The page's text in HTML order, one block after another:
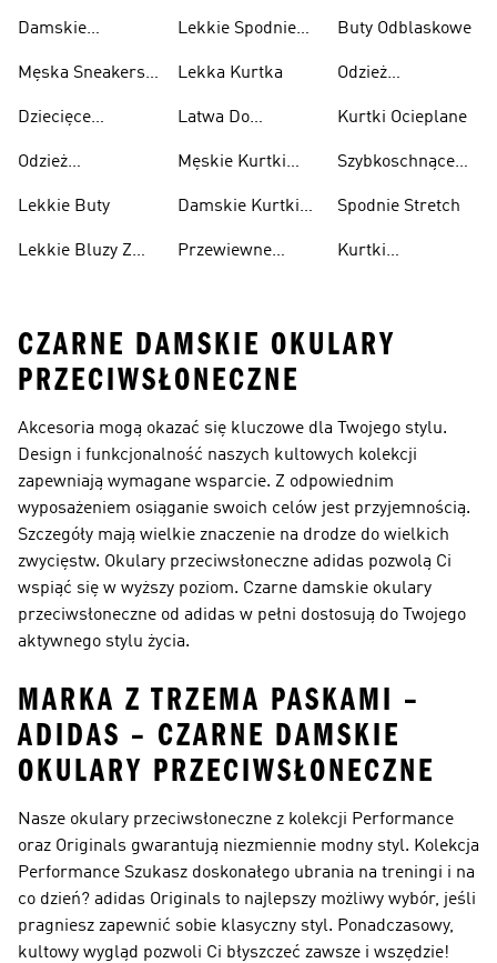
Damskie
Przewiewne
Męska Sneakersy
Dziecięce
Przewiewne
Odzież
Lekkie Buty
Lekkie Bluzy Z
Lekkie Spodnie
Lekka Kurtka
Latwa Do
Kurtki
Męskie Kurtki
Damskie Kurtki
Przewiewne
Buty Odblaskowe
Odzież
Kurtki Ocieplane
Szybkoschnące
Spodnie Stretch
Kurtki
CZARNE DAMSKIE OKULARY
PRZECIWSŁONECZNE
Akcesoria mogą okazać się kluczowe dla Twojego stylu.
Design i funkcjonalność naszych kultowych kolekcji
zapewniają wymagane wsparcie. Z odpowiednim
wyposażeniem osiąganie swoich celów jest przyjemnością.
Szczegóły mają wielkie znaczenie na drodze do wielkich
zwycięstw. Okulary przeciwsłoneczne adidas pozwolą Ci
wspiąć się w wyższy poziom. Czarne damskie okulary
przeciwsłoneczne od adidas w pełni dostosują do Twojego
aktywnego stylu życia.
MARKA Z TRZEMA PASKAMI –
ADIDAS – CZARNE DAMSKIE
OKULARY PRZECIWSŁONECZNE
Nasze okulary przeciwsłoneczne z kolekcji Performance
oraz Originals gwarantują niezmiennie modny styl. Kolekcja
Performance Szukasz doskonałego ubrania na treningi i na
co dzień? adidas Originals to najlepszy możliwy wybór, jeśli
pragniesz zapewnić sobie klasyczny styl. Ponadczasowy,
kultowy wygląd pozwoli Ci błyszczeć zawsze i wszędzie!